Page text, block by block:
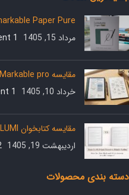
Paper Pure
مرداد 15, 1405
1 Comment
مقایسه reMarkable pro با Onyx boox Air 5C
خرداد 10, 1405
1 Comment
مقایسه کتابخوان Onyx GO 10.3″ LUMI و Kindle Scribe
اردیبهشت 19, 1405
دسته بندی محصولات